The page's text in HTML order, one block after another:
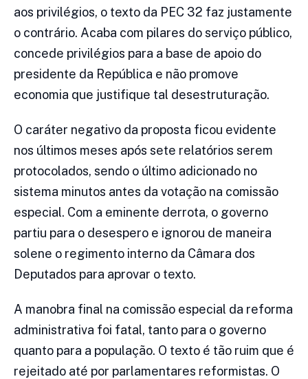
aos privilégios, o texto da PEC 32 faz justamente
o contrário. Acaba com pilares do serviço público,
concede privilégios para a base de apoio do
presidente da República e não promove
economia que justifique tal desestruturação.
O caráter negativo da proposta ficou evidente
nos últimos meses após sete relatórios serem
protocolados, sendo o último adicionado no
sistema minutos antes da votação na comissão
especial. Com a eminente derrota, o governo
partiu para o desespero e ignorou de maneira
solene o regimento interno da Câmara dos
Deputados para aprovar o texto.
A manobra final na comissão especial da reforma
administrativa foi fatal, tanto para o governo
quanto para a população. O texto é tão ruim que é
rejeitado até por parlamentares reformistas. O